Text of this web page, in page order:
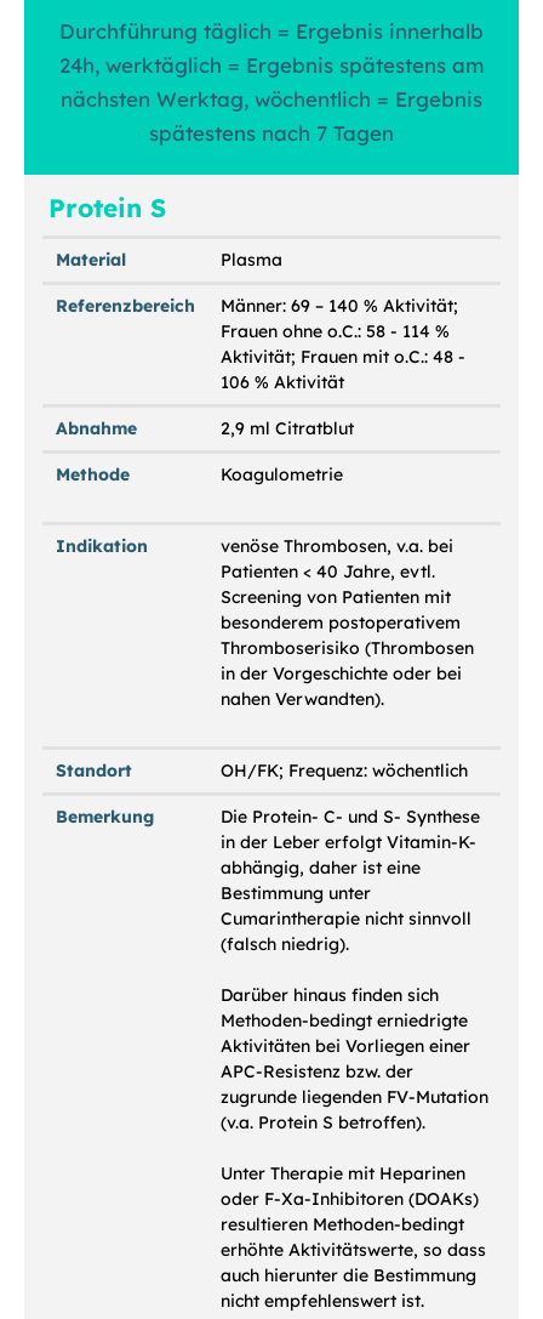
Durchführung täglich = Ergebnis innerhalb
24h, werktäglich = Ergebnis spätestens am
nächsten Werktag, wöchentlich = Ergebnis
spätestens nach 7 Tagen
Protein S
Material Plasma
Referenzbereich
Männer: 69 – 140 % Aktivität;
Frauen ohne o.C.: 58 - 114 %
Aktivität; Frauen mit o.C.: 48 -
106 % Aktivität
Abnahme 2,9 ml Citratblut
Methode Koagulometrie
Indikation
venöse Thrombosen, v.a. bei
Patienten < 40 Jahre, evtl.
Screening von Patienten mit
besonderem postoperativem
Thromboserisiko (Thrombosen
in der Vorgeschichte oder bei
nahen Verwandten).
Standort OH/FK; Frequenz: wöchentlich
Bemerkung
Die Protein- C- und S- Synthese
in der Leber erfolgt Vitamin-K-
abhängig, daher ist eine
Bestimmung unter
Cumarintherapie nicht sinnvoll
(falsch niedrig).
Darüber hinaus finden sich
Methoden-bedingt erniedrigte
Aktivitäten bei Vorliegen einer
APC-Resistenz bzw. der
zugrunde liegenden FV-Mutation
(v.a. Protein S betroffen).
Unter Therapie mit Heparinen
oder F-Xa-Inhibitoren (DOAKs)
resultieren Methoden-bedingt
erhöhte Aktivitätswerte, so dass
auch hierunter die Bestimmung
nicht empfehlenswert ist.